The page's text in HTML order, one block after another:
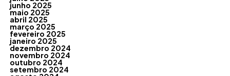
junho 2025
maio 2025
abril 2025
março 2025
fevereiro 2025
janeiro 2025
dezembro 2024
novembro 2024
outubro 2024
setembro 2024